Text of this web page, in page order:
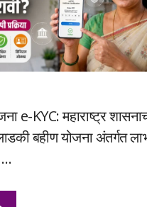
e-KYC: महाराष्ट्र
बहीण योजना अंतर्गत
…